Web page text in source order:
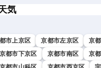
気
市上京区 京都市左京区
京
京都市下京区 京都市南区
京